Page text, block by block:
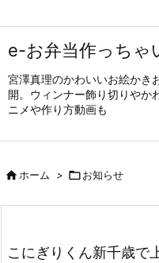
e-お弁当作っちゃ
宮澤真理のかわいいお絵かき
開。ウィンナー飾り切りやか
ニメや作り方動画も
ホーム > お知らせ
こにぎりくん新千歳で